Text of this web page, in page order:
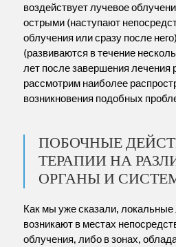
воздействует лучевое
острыми (наступают
облучения или сразу после
(развиваются в течение
лет после завершения
рассмотрим наиболее
возникновения подобных
ПОБОЧНЫЕ
ТЕРАПИИ НА
ОРГАНЫ И
Как мы уже сказали,
возникают в местах
облучения, либо в зонах,